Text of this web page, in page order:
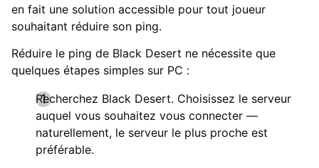
en fait une solution accessible pour tout joueur
souhaitant réduire son ping.
Réduire le ping de Black Desert ne nécessite que
quelques étapes simples sur PC :
Recherchez Black Desert. Choisissez le serveur
auquel vous souhaitez vous connecter —
naturellement, le serveur le plus proche est
préférable.